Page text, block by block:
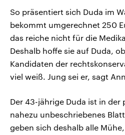
So präsentiert sich Duda im
bekommt umgerechnet 250
das reiche nicht für die
Deshalb hoffe sie auf Duda,
Kandidaten der
viel weiß. Jung sei er, sagt
Der 43-jährige Duda ist in der
nahezu unbeschriebenes
geben sich deshalb alle